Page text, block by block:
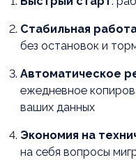
Стабильная
без остановок и
Автоматическое
ежедневное
ваших данных
Экономия на
на себя вопросы